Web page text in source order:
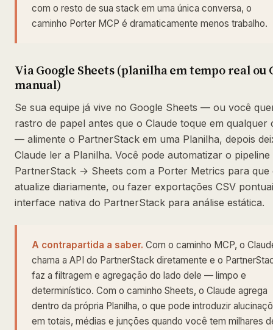
com o resto de sua stack em uma única conversa, o
caminho Porter MCP é dramaticamente menos trabalho.
Via Google Sheets (planilha em tempo real ou
manual)
Se sua equipe já vive no Google Sheets — ou você
rastro de papel antes que o Claude toque em qualquer
— alimente o PartnerStack em uma Planilha, depois
Claude ler a Planilha. Você pode automatizar o pipeline
PartnerStack → Sheets com a Porter Metrics para que
atualize diariamente, ou fazer exportações CSV
interface nativa do PartnerStack para análise estática.
A contrapartida a saber. Com o caminho MCP, o
chama a API do PartnerStack diretamente e o
faz a filtragem e agregação do lado dele — limpo e
determinístico. Com o caminho Sheets, o Claude agrega
dentro da própria Planilha, o que pode introduzir
em totais, médias e junções quando você tem milhares